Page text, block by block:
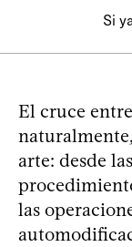
Si
El cruce
arte: desde
las